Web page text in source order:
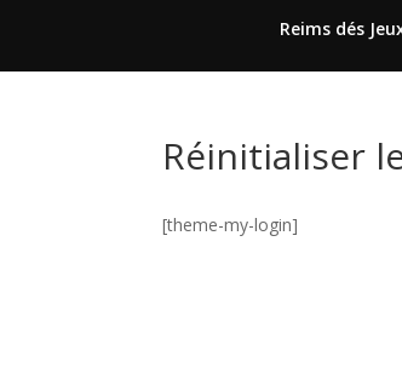
Reims dés
Réinitialiser
[theme-my-login]